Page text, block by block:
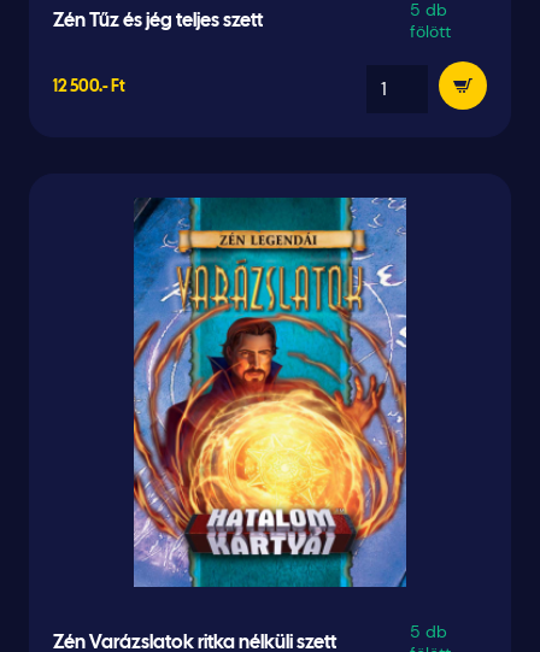
Zén Tűz és jég teljes szett
5 db
fölött
12 500.- Ft
Zén Varázslatok ritka nélküli szett
5 db